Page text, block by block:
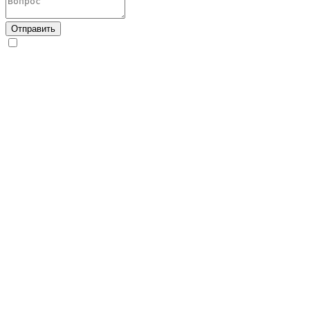
Отправить